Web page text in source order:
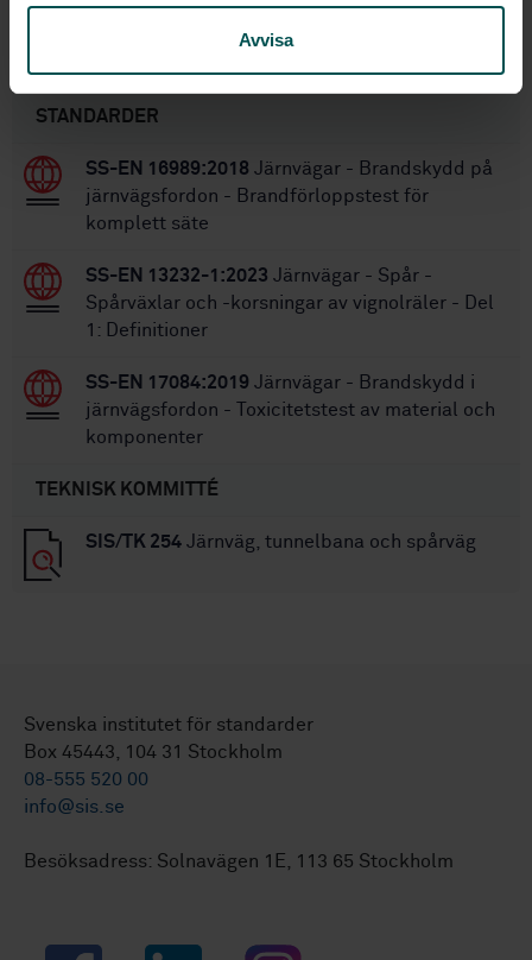
Avvisa
Inom samma område
STANDARDER
SS-EN 16989:2018 Järnvägar - Brandskydd på
järnvägsfordon - Brandförloppstest för
komplett säte
SS-EN 13232-1:2023 Järnvägar - Spår -
Spårväxlar och -korsningar av vignolräler - Del
1: Definitioner
SS-EN 17084:2019 Järnvägar - Brandskydd i
järnvägsfordon - Toxicitetstest av material och
komponenter
TEKNISK KOMMITTÉ
SIS/TK 254 Järnväg, tunnelbana och spårväg
Svenska institutet för standarder
Box 45443, 104 31 Stockholm
08-555 520 00
info@sis.se
Besöksadress: Solnavägen 1E, 113 65 Stockholm